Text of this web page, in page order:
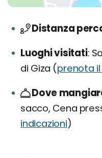
Distanza
Luoghi visitati
di Giza (prenota
Dove
sacco, Cena
indicazioni)